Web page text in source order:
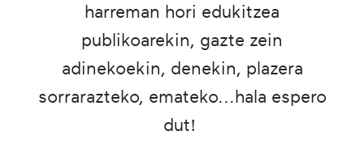
harreman hori edukitzea
publikoarekin, gazte zein
adinekoekin, denekin, plazera
sorrarazteko, emateko...hala espero
dut!